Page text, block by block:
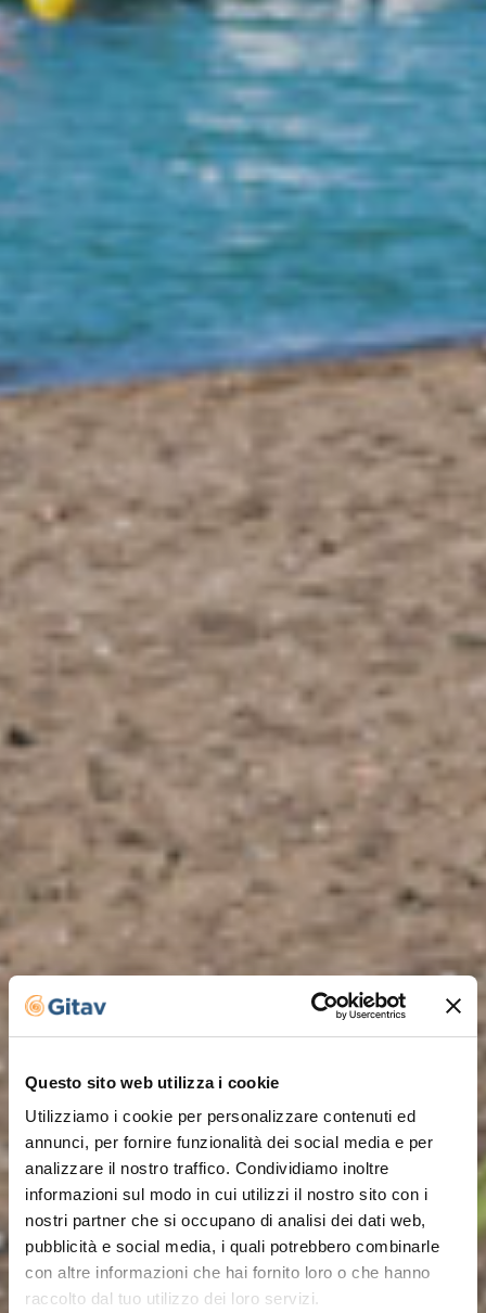
Questo sito web utilizza i cookie
Utilizziamo i cookie per personalizzare contenuti ed
annunci, per fornire funzionalità dei social media e per
analizzare il nostro traffico. Condividiamo inoltre
informazioni sul modo in cui utilizzi il nostro sito con i
nostri partner che si occupano di analisi dei dati web,
pubblicità e social media, i quali potrebbero combinarle
con altre informazioni che hai fornito loro o che hanno
raccolto dal tuo utilizzo dei loro servizi.